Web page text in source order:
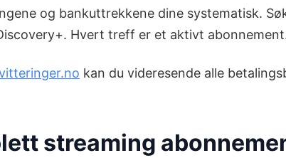
og bankuttrekkene dine systematisk.
Hvert treff er et aktivt
kan du videresende alle
streaming